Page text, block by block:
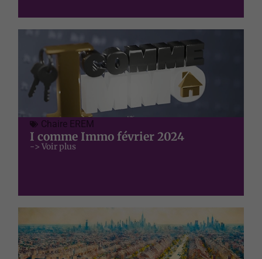
Chaire EREM
I comme Immo février 2024
-> Voir plus